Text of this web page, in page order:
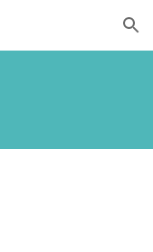
Skip to navigation